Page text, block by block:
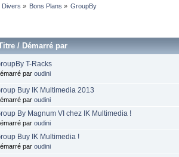
Divers » Bons Plans » GroupBy
/Démarré par
T-Racks
par oudini
Buy IK Multimedia 2013
par oudini
By Magnum VI chez IK Multimedia !
par oudini
Buy IK Multimedia !
par oudini